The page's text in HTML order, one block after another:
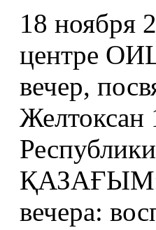
18 ноября
центре
вечер,
Желтоксан
ҚАЗАҒЫМ».
вечера: